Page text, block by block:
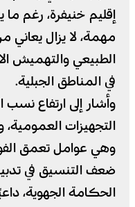
إقليم خنيفرة، رغم
مهمة، لا يزال يعاني
الطبيعي والتهميش
في المناطق الجبلية.
وأشار إلى ارتفاع نسب
التجهيزات العمومية،
وهي عوامل تعمق
ضعف التنسيق في
الحكامة الجهوية،